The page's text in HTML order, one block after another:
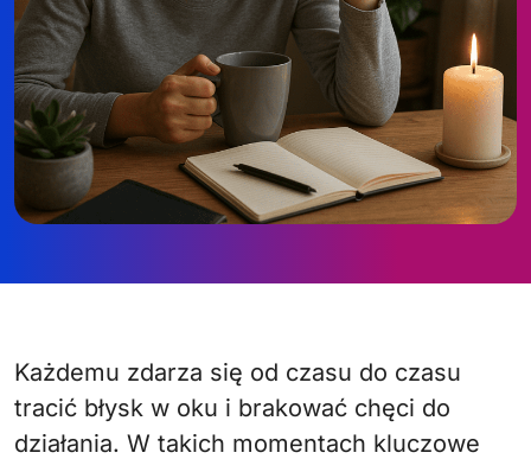
Każdemu zdarza się od czasu do czasu
tracić błysk w oku i brakować chęci do
działania. W takich momentach kluczowe